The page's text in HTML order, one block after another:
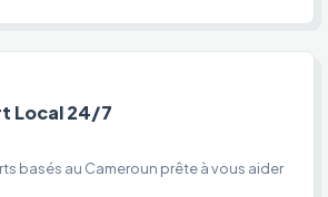
Local 24/7
basés au Cameroun prête à vous aider